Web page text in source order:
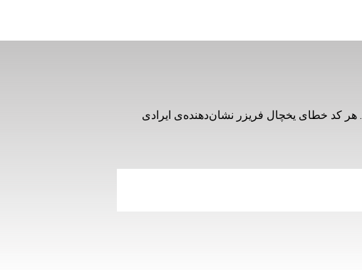
هر کد خطای یخچال فریزر نشان‌دهنده‌ی ایرادی